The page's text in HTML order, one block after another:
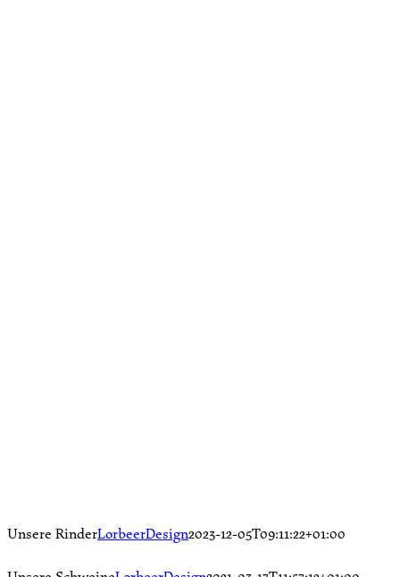
Unsere RinderLorbeerDesign2023-12-05T09:11:22+01:00